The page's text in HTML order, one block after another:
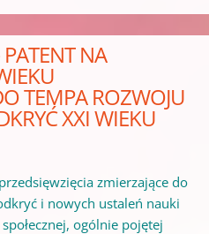
NA
TEMPA ROZWOJU
XXI WIEKU
zmierzające do
i nowych ustaleń nauki
ogólnie pojętej